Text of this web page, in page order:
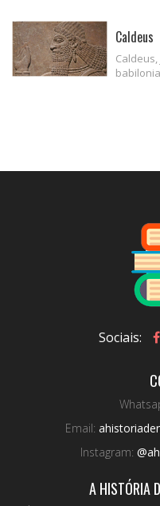
Caldeus
babilonia
Sociais:
Email:
Instagram:
A HISTÓRIA